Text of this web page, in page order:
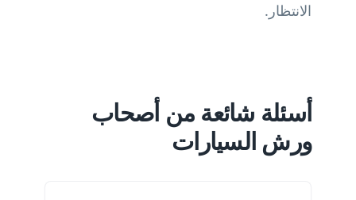
الانتظار.
أسئلة شائعة من أصحاب
ورش السيارات